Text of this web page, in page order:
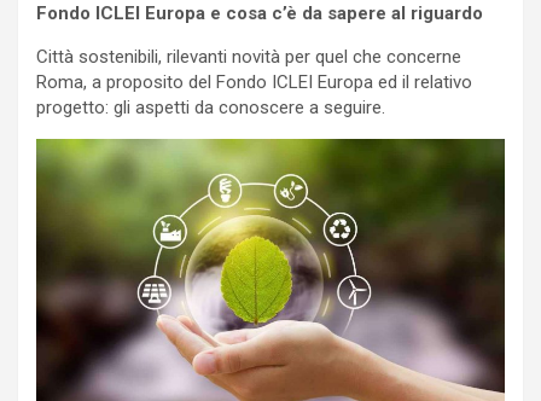
Fondo ICLEI Europa e cosa c’è da sapere al riguardo
Città sostenibili, rilevanti novità per quel che concerne
Roma, a proposito del Fondo ICLEI Europa ed il relativo
progetto: gli aspetti da conoscere a seguire.